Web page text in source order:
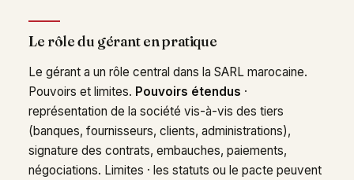
Le rôle du gérant en pratique
Le gérant a un rôle central dans la SARL marocaine.
Pouvoirs et limites. Pouvoirs étendus ·
représentation de la société vis-à-vis des tiers
(banques, fournisseurs, clients, administrations),
signature des contrats, embauches, paiements,
négociations. Limites · les statuts ou le pacte peuvent